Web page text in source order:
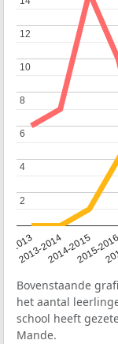
2013
2013-20142014-2015
2015-
2
2
4
4
6
6
8
8
10
10
12
12
Bovenstaande
het aantal
school heeft
Mande.